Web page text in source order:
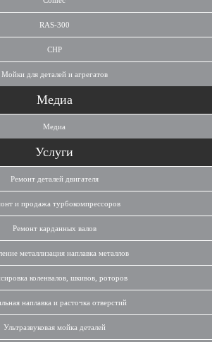
RAS-300
CHP
Мойки для деталей и агрегатов
Медиа
Медиа
Услуги
Ремонт деталей двигателя
и продажа турбокомпрессоров
Ремонт карданных валов
металлизация наплавка металлов
коленвалов, шкивов, роторов
наплавка и расточка отверстий
Ультразвуковая мойка деталей